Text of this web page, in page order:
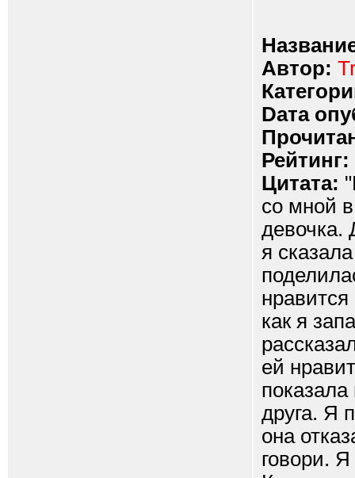
Автор:
Dата
Рейтинг:
Цитата:
со мной
девочка.
я
как я
ей
друга. Я
она
говори.